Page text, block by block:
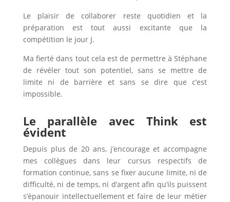
Le plaisir de collaborer reste quotidien et la
préparation est tout aussi excitante que la
compétition le jour J.
Ma fierté dans tout cela est de permettre à Stéphane
de révéler tout son potentiel, sans se mettre de
limite ni de barrière et sans se dire que c’est
impossible.
Le parallèle avec Think est
évident
Depuis plus de 20 ans, j’encourage et accompagne
mes collègues dans leur cursus respectifs de
formation continue, sans se fixer aucune limite, ni de
difficulté, ni de temps, ni d’argent afin qu’ils puissent
s’épanouir intellectuellement et faire de leur métier